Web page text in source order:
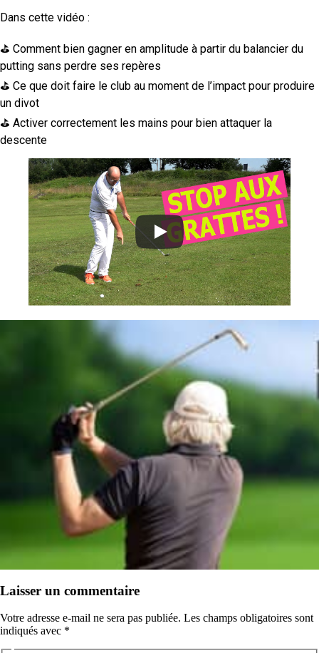
Dans cette vidéo :
⛳ Comment bien gagner en amplitude à partir du balancier du
putting sans perdre ses repères
⛳ Ce que doit faire le club au moment de l’impact pour produire
un divot
⛳ Activer correctement les mains pour bien attaquer la
descente
Laisser un commentaire
Votre adresse e-mail ne sera pas publiée. Les champs obligatoires sont
indiqués avec *